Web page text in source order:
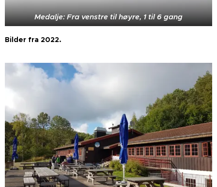
Medalje: Fra venstre til høyre, 1 til 6 gang
Bilder fra 2022.